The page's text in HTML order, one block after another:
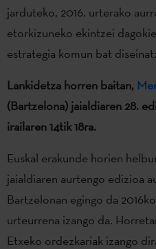
jarduteko, 2016. urterako
etorkizuneko ekintzei
estrategia komun bat
Lankidetza horren baitan,
(Bartzelona) jaialdiaren 28.
irailaren 14tik 18ra.
Euskal erakunde horien
jaialdiaren aurtengo edizioa
Bartzelonan egingo da
urteurrena izango da.
Etxeko ordezkariak izango